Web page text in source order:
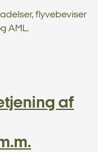
flyvebeviser
AML.
af